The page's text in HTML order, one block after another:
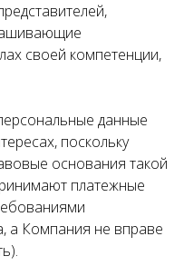
своей компетенции,
данные
поскольку
основания такой
платежные
а Компания не вправе